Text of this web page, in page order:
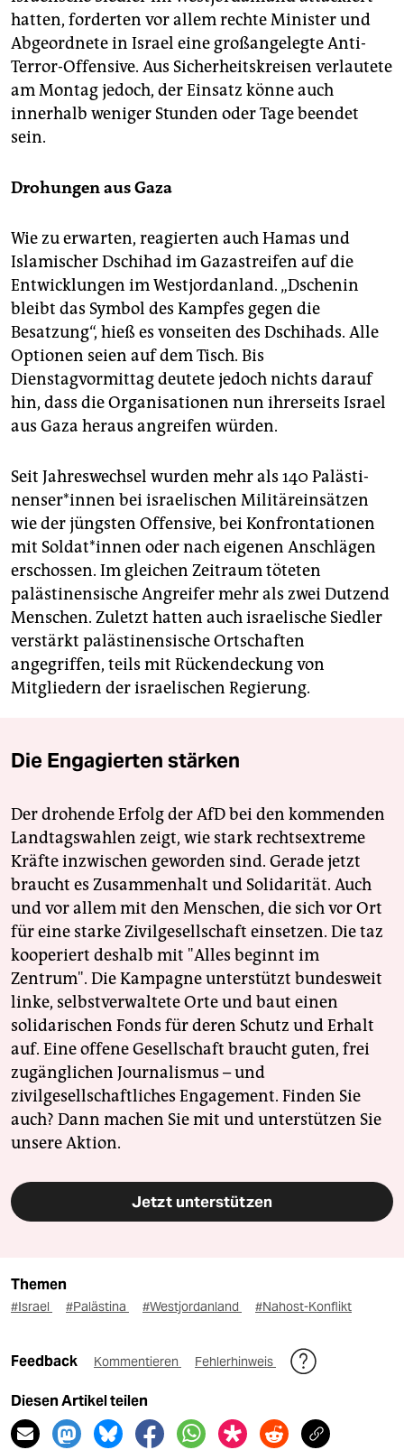
hatten, forderten vor allem rechte Minister und
Abgeordnete in Israel eine großangelegte Anti-
Terror-Offensive. Aus Sicherheitskreisen verlautete
am Montag jedoch, der Einsatz könne auch
innerhalb weniger Stunden oder Tage beendet
sein.
Drohungen aus Gaza
Wie zu erwarten, reagierten auch Hamas und
Islamischer Dschihad im Gazastreifen auf die
Entwicklungen im Westjordanland. „Dschenin
bleibt das Symbol des Kampfes gegen die
Besatzung“, hieß es vonseiten des Dschihads. Alle
Optionen seien auf dem Tisch. Bis
Dienstagvormittag deutete jedoch nichts darauf
hin, dass die Organisationen nun ihrerseits Israel
aus Gaza heraus angreifen würden.
Seit Jahreswechsel wurden mehr als 140 Pa­läs­ti­
nen­se­r*in­nen bei israelischen Militäreinsätzen
wie der jüngsten Offensive, bei Konfrontationen
mit Sol­da­t*in­nen oder nach eigenen Anschlägen
erschossen. Im gleichen Zeitraum töteten
palästinensische Angreifer mehr als zwei Dutzend
Menschen. Zuletzt hatten auch israelische Siedler
verstärkt palästinensische Ortschaften
angegriffen, teils mit Rückendeckung von
Mitgliedern der israelischen Regierung.
Die Engagierten stärken
Der drohende Erfolg der AfD bei den kommenden
Landtagswahlen zeigt, wie stark rechtsextreme
Kräfte inzwischen geworden sind. Gerade jetzt
braucht es Zusammenhalt und Solidarität. Auch
und vor allem mit den Menschen, die sich vor Ort
für eine starke Zivilgesellschaft einsetzen. Die taz
kooperiert deshalb mit "Alles beginnt im
Zentrum". Die Kampagne unterstützt bundesweit
linke, selbstverwaltete Orte und baut einen
solidarischen Fonds für deren Schutz und Erhalt
auf. Eine offene Gesellschaft braucht guten, frei
zugänglichen Journalismus – und
zivilgesellschaftliches Engagement. Finden Sie
auch? Dann machen Sie mit und unterstützen Sie
unsere Aktion.
Jetzt unterstützen
Themen
#Israel #Palästina #Westjordanland #Nahost-Konflikt
Feedback Kommentieren Fehlerhinweis
Diesen Artikel teilen